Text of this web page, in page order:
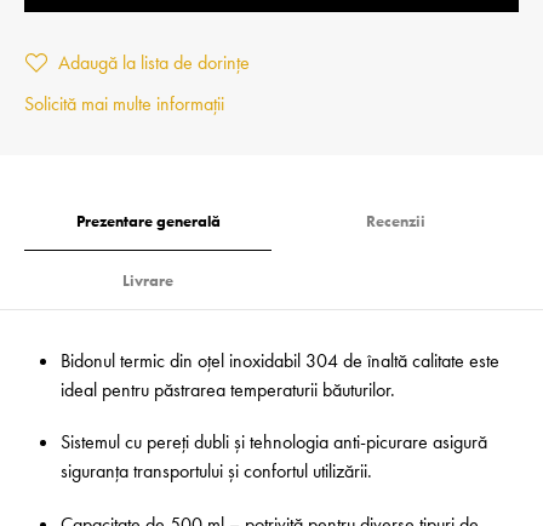
Adaugă la lista de dorințe
Solicită mai multe informații
Prezentare generală Recenzii
Livrare
Bidonul termic din oțel inoxidabil 304 de înaltă calitate este
ideal pentru păstrarea temperaturii băuturilor.
Sistemul cu pereți dubli și tehnologia anti-picurare asigură
siguranța transportului și confortul utilizării.